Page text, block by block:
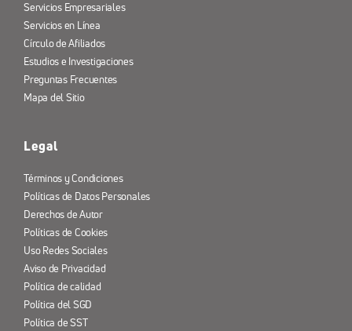
Servicios Empresariales
Servicios en Línea
Círculo de Afiliados
Estudios e Investigaciones
Preguntas Frecuentes
Mapa del Sitio
Legal
Términos y Condiciones
Políticas de Datos Personales
Derechos de Autor
Políticas de Cookies
Uso Redes Sociales
Aviso de Privacidad
Política de calidad
Política del SGD
Política de SST